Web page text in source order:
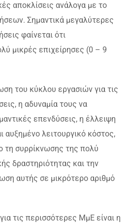
αποκλίσεις ανάλογα με το
Σημαντικά μεγαλύτερες
φαίνεται ότι
μικρές επιχείρησες (0 – 9
του κύκλου εργασιών για τις
η αδυναμία τους να
επενδύσεις, η έλλειψη
αυξημένο λειτουργικό κόστος,
τη συρρίκνωσης της πολύ
δραστηριότητας και την
αυτής σε μικρότερο αριθμό
τις περισσότερες ΜμΕ είναι η